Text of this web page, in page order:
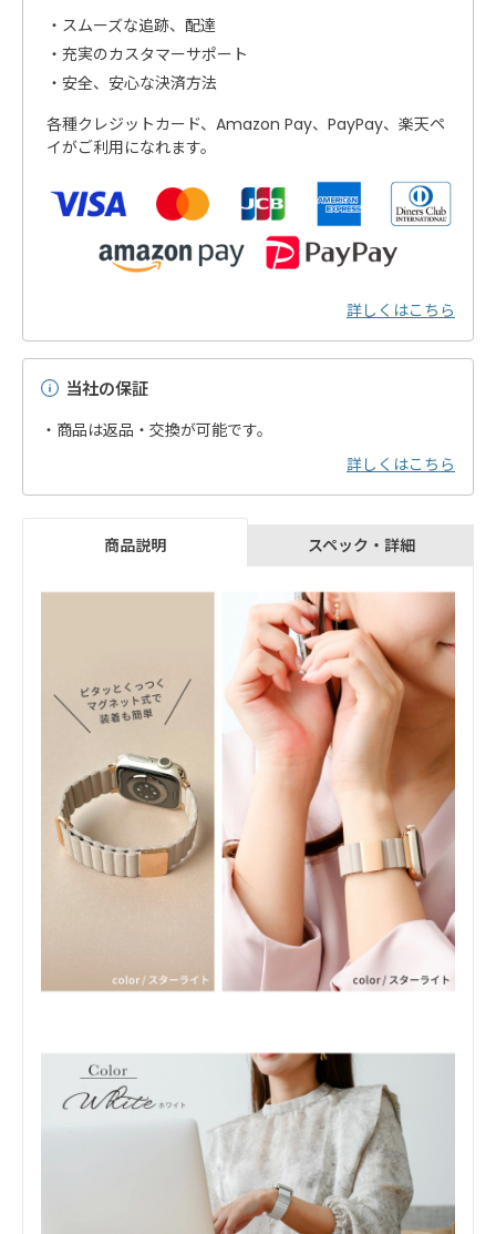
商品説明 スペック・詳細
スムーズな追跡、配達
充実のカスタマーサポート
安全、安心な決済方法
各種クレジットカード、Amazon Pay、PayPay、楽天ペ
イがご利用になれます。
詳しくはこちら
当社の保証
・商品は返品・交換が可能です。
詳しくはこちら